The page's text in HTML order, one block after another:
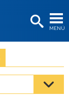
MENÚ